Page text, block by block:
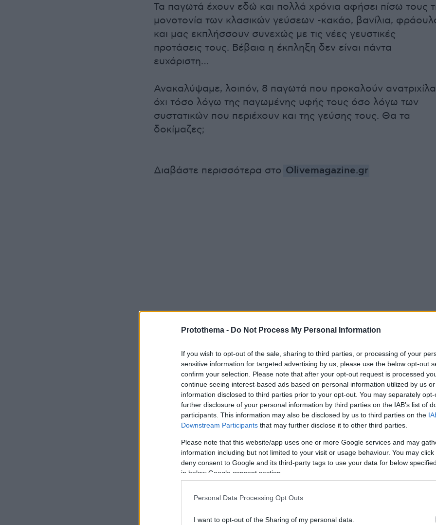
Protothema - Do Not Process My Personal Information
If you wish to opt-out of the sale, sharing to third parties, or processing of your
sensitive information for targeted advertising by us, please use the below opt-out
confirm your selection. Please note that after your opt-out request is processed
continue seeing interest-based ads based on personal information utilized by us
information disclosed to third parties prior to your opt-out. You may separately
further disclosure of your personal information by third parties on the IAB’s list of
participants. This information may also be disclosed by us to third parties on the
Downstream Participants that may further disclose it to other third parties.
Please note that this website/app uses one or more Google services and may
information including but not limited to your visit or usage behaviour. You may
deny consent to Google and its third-party tags to use your data for below
in below Google consent section.
Personal Data Processing Opt Outs
I want to opt-out of the Sharing of my personal data.
Τα παγωτά έχουν εδώ και πολλά χρόνια αφήσει πίσω τους
μονοτονία των κλασικών γεύσεων -κακάο, βανίλια,
και μας εκπλήσσουν συνεχώς με τις νέες γευστικές
προτάσεις τους. Βέβαια η έκπληξη δεν είναι πάντα
ευχάριστη…
Ανακαλύψαμε, λοιπόν, 8 παγωτά που προκαλούν
όχι τόσο λόγω της παγωμένης υφής τους όσο λόγω των
συστατικών που περιέχουν και της γεύσης τους. Θα τα
δοκίμαζες;
Διαβάστε περισσότερα στο Olivemagazine.gr